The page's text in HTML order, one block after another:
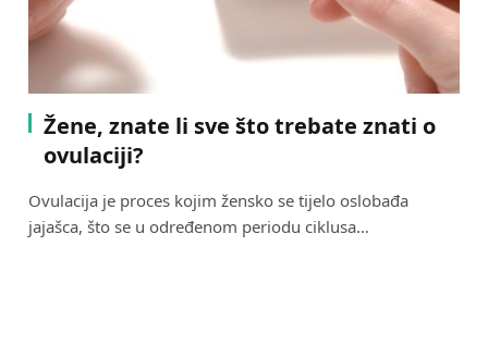
Žene, znate li sve što trebate znati o
ovulaciji?
Ovulacija je proces kojim žensko se tijelo oslobađa
jajašca, što se u određenom periodu ciklusa…